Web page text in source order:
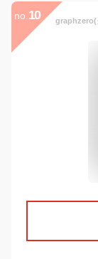
no. 10